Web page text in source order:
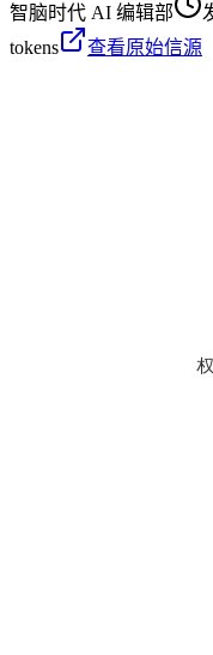
智脑时代 AI 编辑部
tokens
查看原始信源